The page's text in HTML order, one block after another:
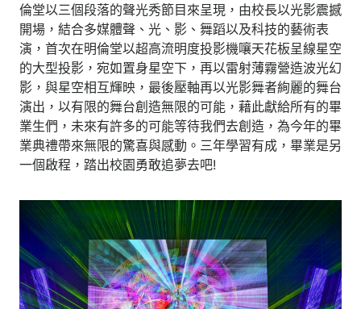
倫堂以三個段落的聲光秀節目來呈現，由校長以光影震撼
開場，結合多媒體聲、光、影、舞蹈以及科技的藝術表
演，首次在明倫堂以超高流明度投影機嚷天花板呈線星空
的大型投影，宛如置身星空下，再以雷射薄霧營造波光幻
影，與星空相互輝映，最後壓軸再以光影舞者絢麗的舞台
演出，以有限的舞台創造無限的可能，藉此獻給所有的畢
業生們，未來有許多的可能等待我們去創造，為今年的畢
業典禮帶來無限的驚喜與感動。三年學習有成，畢業是另
一個啟程，踏出校園勇敢追夢去吧!